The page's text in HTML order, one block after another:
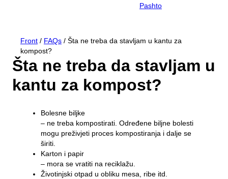
Sortiranje
Sheme otpada
Ovo se dešava sa vašim otpadom
Tako smo dobri u sortiranju
Krupni otpad
Kompost
Sve o komercijalnom otpadu
Samoposluživanje
Stope otpada za preduzeća
Provizija proizvođača
Prijavite otpad za deponiju
Osnovna pravila
Tourist
Kako odložiti svoj otpad na Bornholmu
Štampani materijali na engleskom jeziku
Štampani materijali na njemačkom jeziku
O BOFA-i
O nama
Posjetite BOFA-u
Obrazovanje
Osoblje
Radno vrijeme
Kontaktirajte nas
Slobodna radna mjesta
Kompanija BOFA
Vizija 2032
Pashto
Front / FAQs / Šta ne treba da stavljam u kantu za
kompost?
Šta ne treba da stavljam u
kantu za kompost?
Bolesne biljke
– ne treba kompostirati. Određene biljne bolesti
mogu preživjeti proces kompostiranja i dalje se
širiti.
Karton i papir
– mora se vratiti na reciklažu.
Životinjski otpad u obliku mesa, ribe itd.